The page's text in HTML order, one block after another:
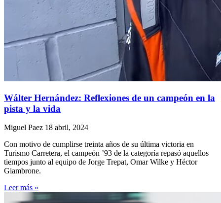
Wálter Hernández: Reflexiones de un campeón en la
pista y la vida
Miguel Paez 18 abril, 2024
Con motivo de cumplirse treinta años de su última victoria en
Turismo Carretera, el campeón ’93 de la categoría repasó aquellos
tiempos junto al equipo de Jorge Trepat, Omar Wilke y Héctor
Giambrone.
Leer más »